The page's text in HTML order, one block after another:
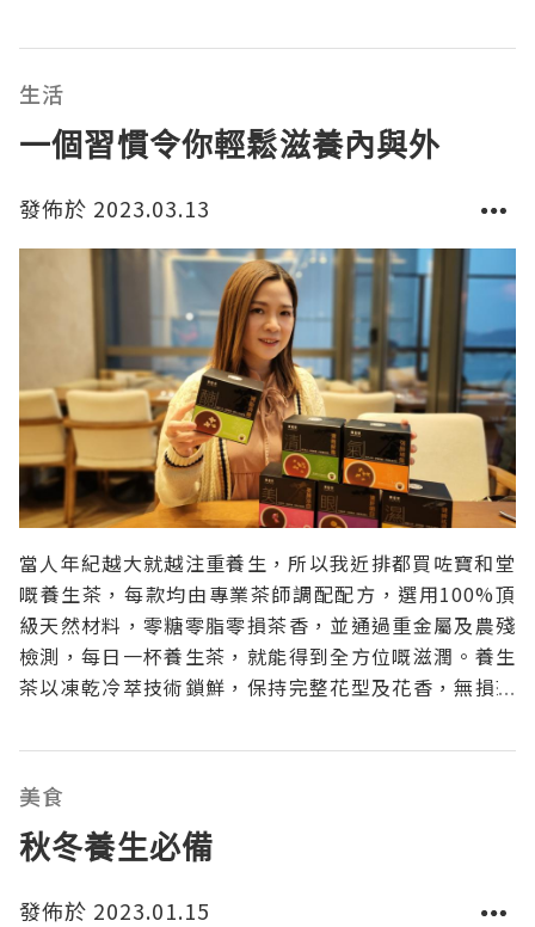
添加物，以80年老店快火慢煎工法，熬煮出天然漢方精
華。並特別搭配美國FDA認證專利Lutemax202
生活
一個習慣令你輕鬆滋養內與外
發佈於 2023.03.13
當人年紀越大就越注重養生，所以我近排都買咗寶和堂
嘅養生茶，每款均由專業茶師調配配方，選用100%頂
級天然材料，零糖零脂零損茶香，並通過重金屬及農殘
檢測，每日一杯養生茶，就能得到全方位嘅滋潤。養生
茶以凍乾冷萃技術鎖鮮，保持完整花型及花香，無損茶
或常溫水沖泡，可隨時隨地飲用。美顏活血養生茶🎏成
分 :玫瑰花、紅茶凍乾粉、山楂提取物、甘草提取物、
人蔘提取物
美食
秋冬養生必備
發佈於 2023.01.15